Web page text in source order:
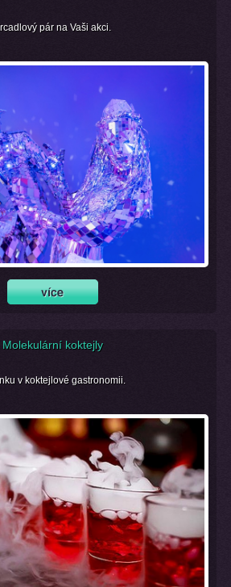
pár na Vaši akci.
Molekulární koktejly
v koktejlové gastronomii.